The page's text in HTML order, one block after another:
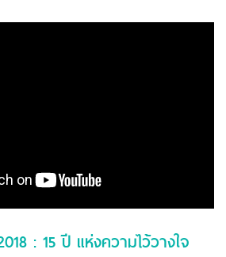
: 15 ปี แห่งความไว้วางใจ